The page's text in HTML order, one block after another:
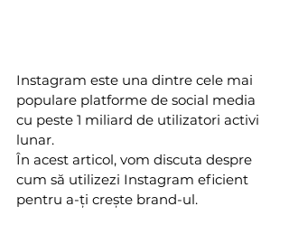
Instagram este una dintre cele mai
populare platforme de social media
cu peste 1 miliard de utilizatori activi
lunar.
În acest articol, vom discuta despre
cum să utilizezi Instagram eficient
pentru a-ți crește brand-ul.